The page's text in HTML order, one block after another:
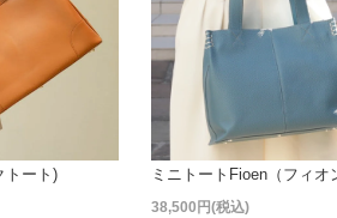
トート) ミニトートFioen（フィオ
38,500円(税込)